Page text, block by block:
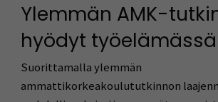
Ylemmän AMK-
hyödyt työelämässä
Suorittamalla ylemmän
ammattikorkeakoulututkinnon